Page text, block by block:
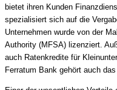
bietet ihren Kunden
spezialisiert sich auf die
Unternehmen wurde von der
Authority (MFSA) lizenziert.
auch Ratenkredite für
Ferratum Bank gehört auch